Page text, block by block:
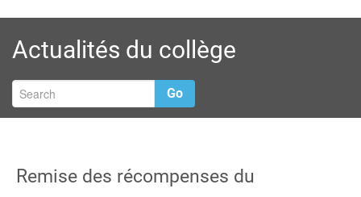
Actualités du collège
Go
Remise des récompenses du